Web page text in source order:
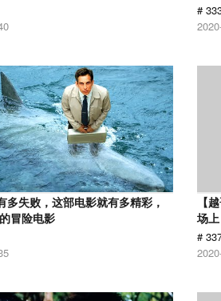
#
多失败，这部电影就有多精彩，
冒险电影
【
场
#